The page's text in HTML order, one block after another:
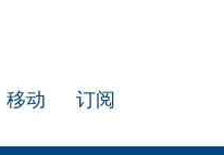
订阅
移动